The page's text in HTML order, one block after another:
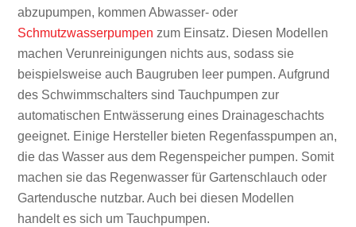
abzupumpen, kommen Abwasser- oder
Schmutzwasserpumpen zum Einsatz. Diesen Modellen
machen Verunreinigungen nichts aus, sodass sie
beispielsweise auch Baugruben leer pumpen. Aufgrund
des Schwimmschalters sind Tauchpumpen zur
automatischen Entwässerung eines Drainageschachts
geeignet. Einige Hersteller bieten Regenfasspumpen an,
die das Wasser aus dem Regenspeicher pumpen. Somit
machen sie das Regenwasser für Gartenschlauch oder
Gartendusche nutzbar. Auch bei diesen Modellen
handelt es sich um Tauchpumpen.